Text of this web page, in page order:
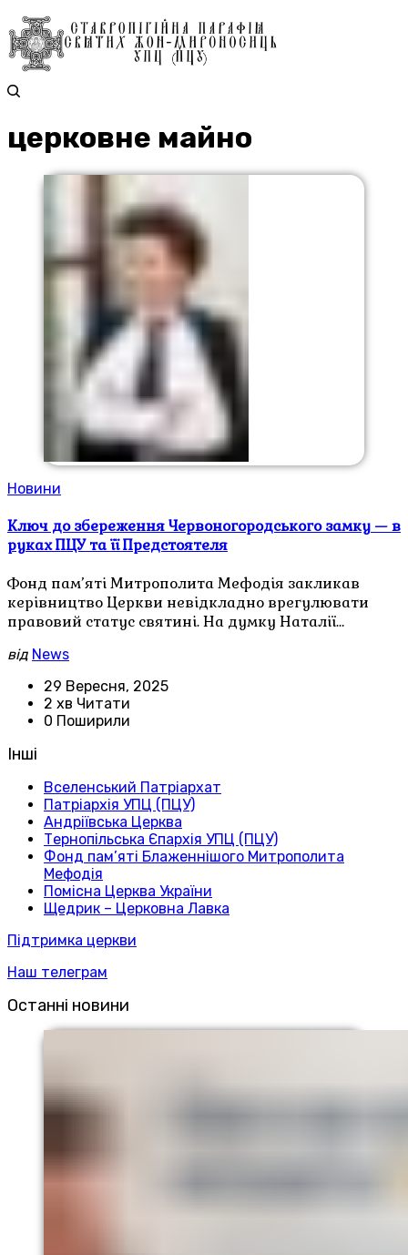
церковне майно
Новини
Ключ до збереження Червоногородського замку — в
руках ПЦУ та її Предстоятеля
Фонд пам’яті Митрополита Мефодія закликав
керівництво Церкви невідкладно врегулювати
правовий статус святині. На думку Наталії…
від News
29 Вересня, 2025
2 хв Читати
0 Поширили
Інші
Вселенський Патріархат
Патріархія УПЦ (ПЦУ)
Андріївська Церква
Тернопільська Єпархія УПЦ (ПЦУ)
Фонд пам’яті Блаженнішого Митрополита
Мефодія
Помісна Церква України
Щедрик – Церковна Лавка
Підтримка церкви
Наш телеграм
Останні новини